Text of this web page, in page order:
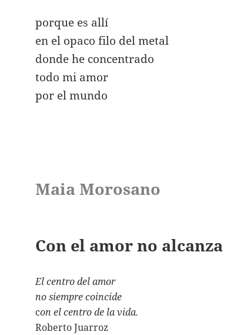
porque es allí
en el opaco filo del metal
donde he concentrado
todo mi amor
por el mundo
Maia Morosano
Con el amor no alcanza
El centro del amor
no siempre coincide
con el centro de la vida.
Roberto Juarroz